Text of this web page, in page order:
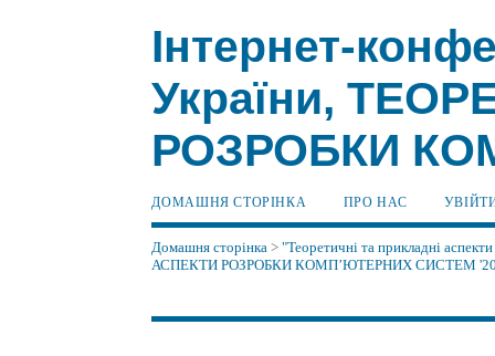
Інтернет-
України,
РОЗРОБКИ
ДОМАШНЯ СТОРІНКА ПРО НАС
Домашня сторінка >"Теоретичні та прикладні
АСПЕКТИ РОЗРОБКИ КОМП’ЮТЕРНИХ СИСТЕМ